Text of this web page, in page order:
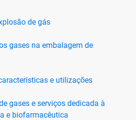
de gás
gases na embalagem de
e utilizações
gases e serviços dedicada à
e biofarmacêutica